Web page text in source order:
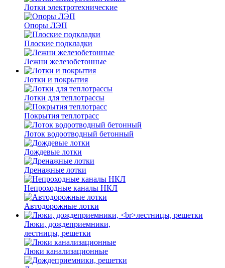
Лотки электротехнические
Опоры ЛЭП
Плоские подкладки
Лежни железобетонные
Лотки и покрытия
Лотки для теплотрассы
Покрытия теплотрасс
Лоток водоотводный бетонный
Дождевые лотки
Дренажные лотки
Непроходные каналы НКЛ
Автодорожные лотки
Люки, дождеприемники,
лестницы, решетки
Люки канализационные